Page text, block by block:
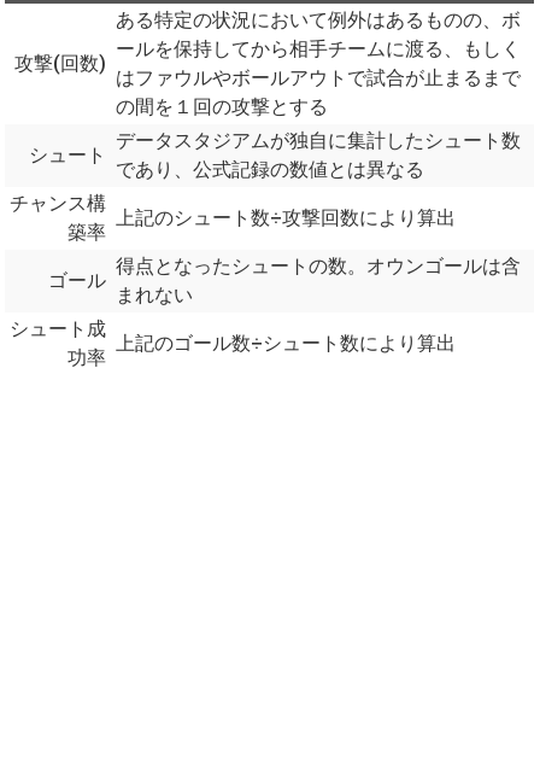
攻撃(回数)
ある特定の状況において例外はあるものの、ボ
ールを保持してから相手チームに渡る、もしく
はファウルやボールアウトで試合が止まるまで
の間を１回の攻撃とする
シュート
データスタジアムが独自に集計したシュート数
であり、公式記録の数値とは異なる
チャンス構
築率
上記のシュート数÷攻撃回数により算出
ゴール
得点となったシュートの数。オウンゴールは含
まれない
シュート成
功率
上記のゴール数÷シュート数により算出